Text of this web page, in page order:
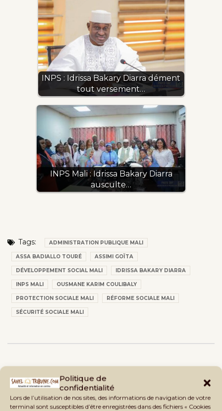
Politique de
confidentialité
Lors de l’utilisation de nos sites, des informations de navigation de votre
terminal sont susceptibles d’être enregistrées dans des fichiers « Cookies
INPS : Idrissa Bakary Diarra dément
tout versement…
INPS Mali : Idrissa Bakary Diarra
ausculte…
Tags: ADMINISTRATION PUBLIQUE MALI
ASSA BADIALLO TOURÉ ASSIMI GOÏTA
DÉVELOPPEMENT SOCIAL MALI IDRISSA BAKARY DIARRA
INPS MALI OUSMANE KARIM COULIBALY
PROTECTION SOCIALE MALI RÉFORME SOCIALE MALI
SÉCURITÉ SOCIALE MALI